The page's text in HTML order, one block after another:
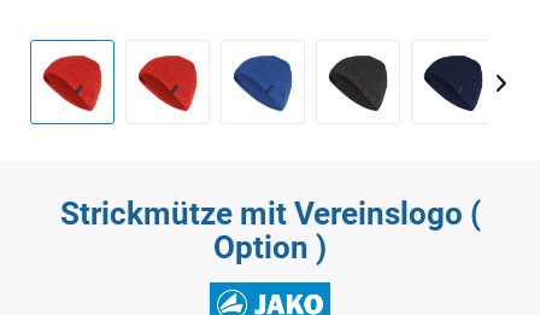
Strickmütze mit Vereinslogo (
Option )